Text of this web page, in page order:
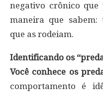
negativo crônico
maneira que sabem:
que as rodeiam.
Identificando os
Você conhece os
comportamento é